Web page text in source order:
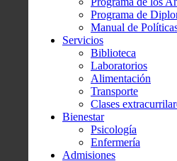
Programa de
Manual de
Servicios
Biblioteca
Laboratorios
Alimentación
Transporte
Clases
Bienestar
Psicología
Enfermería
Admisiones